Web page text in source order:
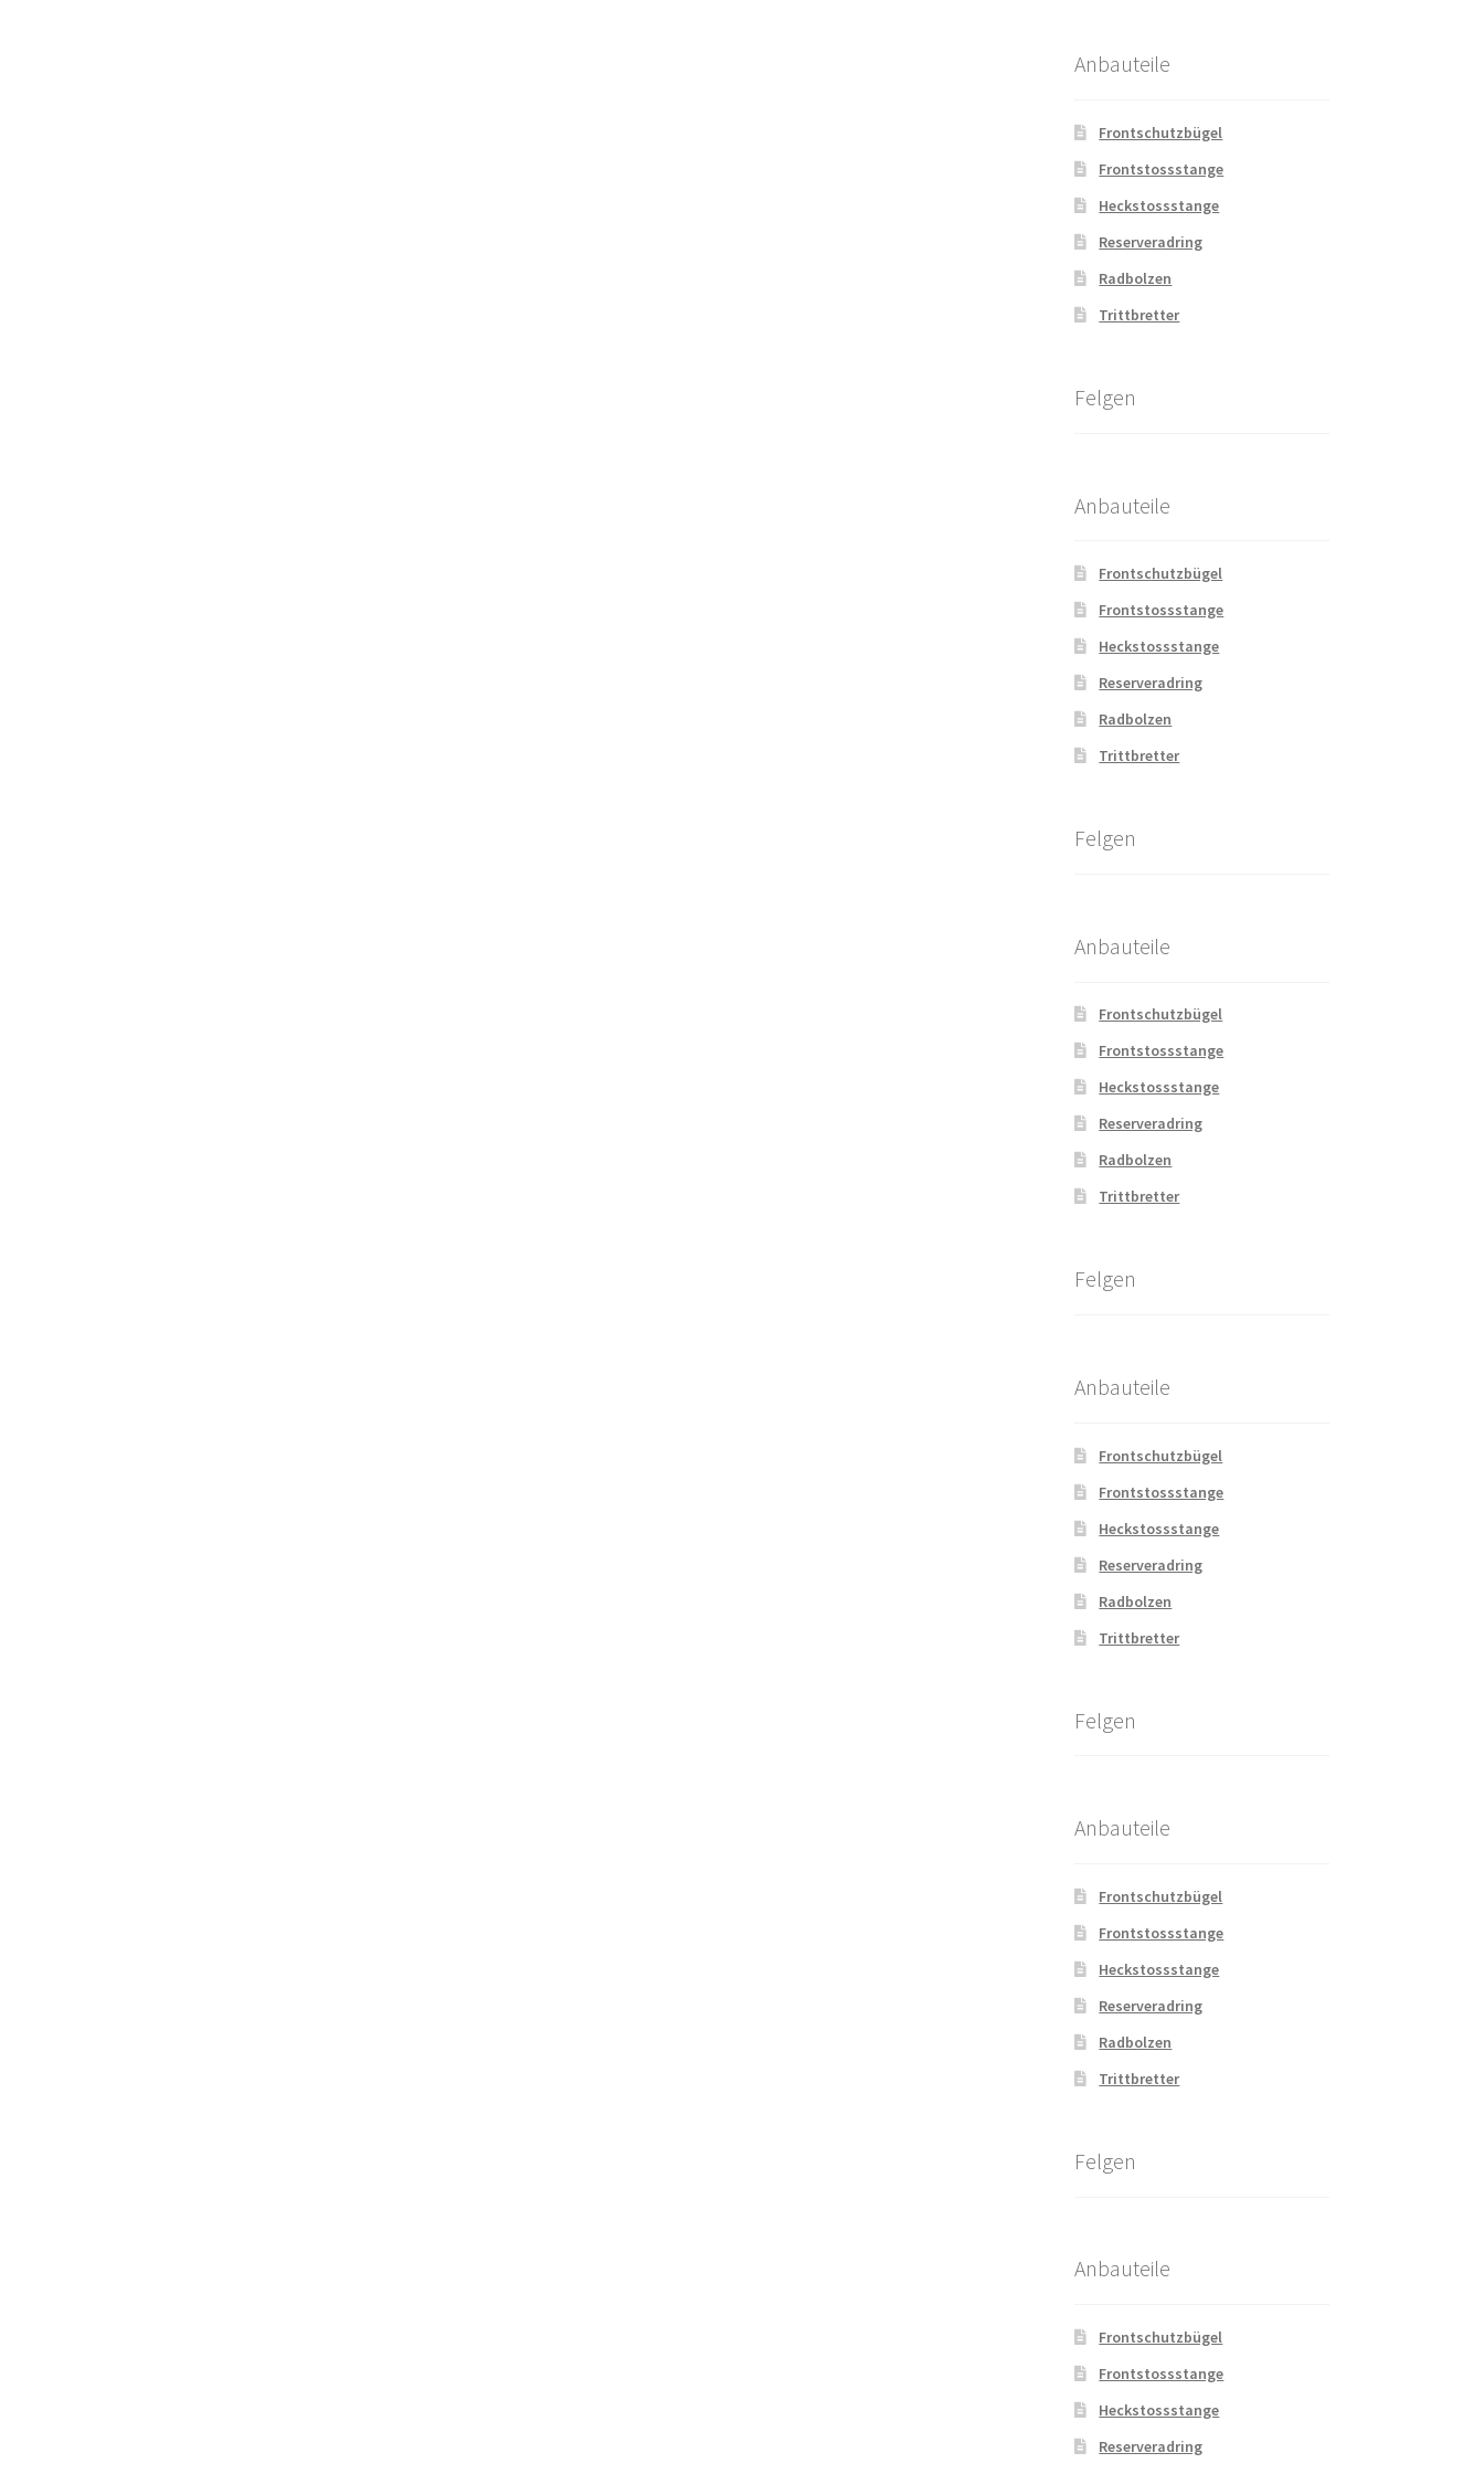
Anbauteile
Frontschutzbügel
Frontstossstange
Heckstossstange
Reserveradring
Radbolzen
Trittbretter
Felgen
Anbauteile
Frontschutzbügel
Frontstossstange
Heckstossstange
Reserveradring
Radbolzen
Trittbretter
Felgen
Anbauteile
Frontschutzbügel
Frontstossstange
Heckstossstange
Reserveradring
Radbolzen
Trittbretter
Felgen
Anbauteile
Frontschutzbügel
Frontstossstange
Heckstossstange
Reserveradring
Radbolzen
Trittbretter
Felgen
Anbauteile
Frontschutzbügel
Frontstossstange
Heckstossstange
Reserveradring
Radbolzen
Trittbretter
Felgen
Anbauteile
Frontschutzbügel
Frontstossstange
Heckstossstange
Reserveradring